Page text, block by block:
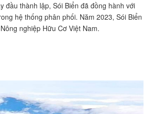
đầu thành lập, Sói Biển đã đồng hành với
hệ thống phân phối. Năm 2023, Sói Biển
nghiệp Hữu Cơ Việt Nam.